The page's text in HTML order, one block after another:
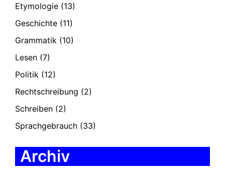
Etymologie (13)
Geschichte (11)
Grammatik (10)
Lesen (7)
Politik (12)
Rechtschreibung (2)
Schreiben (2)
Sprachgebrauch (33)
Archiv